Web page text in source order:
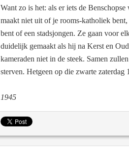
Want zo is het: als er iets de
maakt niet uit of je rooms-katholiek
bent of een stadsjongen. Ze gaan voor
duidelijk gemaakt als hij na Kerst en
kameraden niet in de steek. Samen
sterven. Hetgeen op die zwarte zaterdag
1945